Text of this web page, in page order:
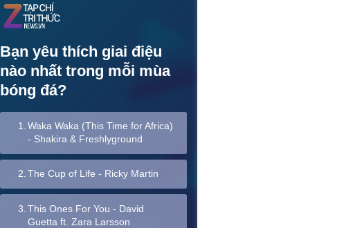
Bạn yêu thích giai điệu
nào nhất trong mỗi mùa
bóng đá?
1.Waka Waka (This Time for Africa)
- Shakira & Freshlyground
2.The Cup of Life - Ricky Martin
3. This Ones For You - David
Guetta ft. Zara Larsson